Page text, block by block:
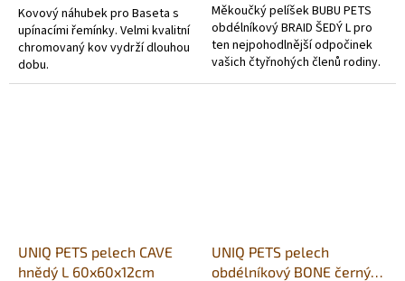
Kovový náhubek pro Baseta s
upínacími řemínky. Velmi kvalitní
chromovaný kov vydrží dlouhou
dobu.
Měkoučký pelíšek BUBU PETS
obdélníkový BRAID ŠEDÝ L pro
ten nejpohodlnější odpočinek
vašich čtyřnohých členů rodiny.
Má hebký plyšový povrch a
UNIQ PETS pelech CAVE
hnědý L 60x60x12cm
UNIQ PETS pelech
obdélníkový BONE černý